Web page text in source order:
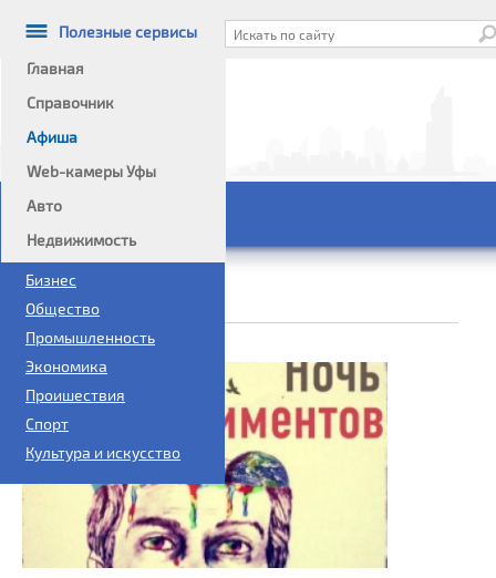
Полезные сервисы
Главная
Справочник
Афиша
Web-камеры Уфы
Авто
Недвижимость
Главное меню
Политика
Бизнес
Общество
Промышленность
Экономика
Проишествия
Спорт
Культура и искусство
Афиша